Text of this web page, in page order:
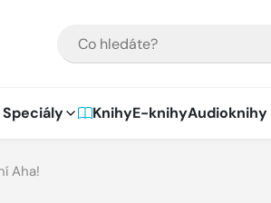
Speciály KnihyE-knihyAudioknihy
Aha!